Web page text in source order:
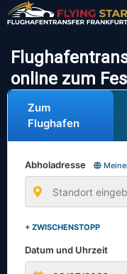
online zum
Zum
Flughafen
Abholadresse
+ ZWISCHENSTOPP
Datum und Uhrzeit